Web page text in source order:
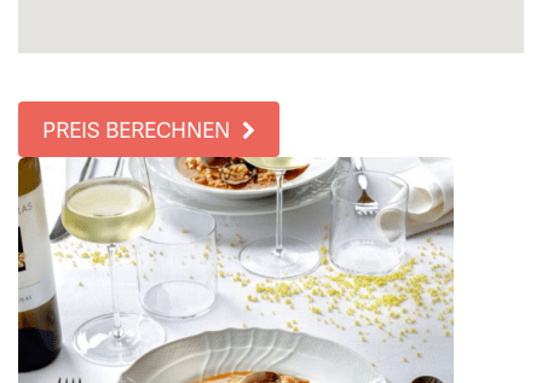
PREIS BERECHNEN